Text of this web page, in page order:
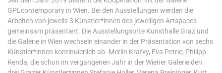
GPLcontemporary in Wien. Bei den Ausstellungen werden die
Arbeiten von jeweils 3 Künstler*innen des jeweiligen Artspaces
gemeinsam präsentiert. Die Ausstellungsorte Kunsthalle Graz und
die Galerie in Wien wechseln einander in der Präsentation von sechs
Künstler*innen kontinuierlich ab. Merlin Kratky, Eva Petric, Philipp
Renda, die schon im vergangenen Jahr in der Wiener Galerie den